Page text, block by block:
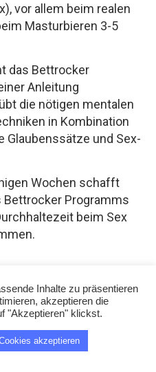
vor allem beim realen
Masturbieren 3-5
das Bettrocker
Anleitung
die nötigen mentalen
in Kombination
Glaubenssätze und Sex-
Wochen schafft
Bettrocker Programms
beim Sex
verbessern und so
Inhalte zu präsentieren
akzeptieren die
"Akzeptieren" klickst.
akzeptieren